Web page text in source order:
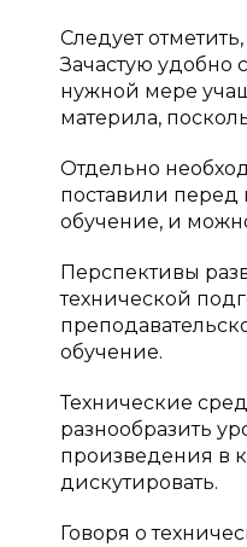
Следует
Зачастую удобно
нужной мере
материла,
Отдельно
поставили
обучение, и
Перспективы
технической
обучение.
Технические
разнообразить
произведения в
дискутировать.
Говоря о